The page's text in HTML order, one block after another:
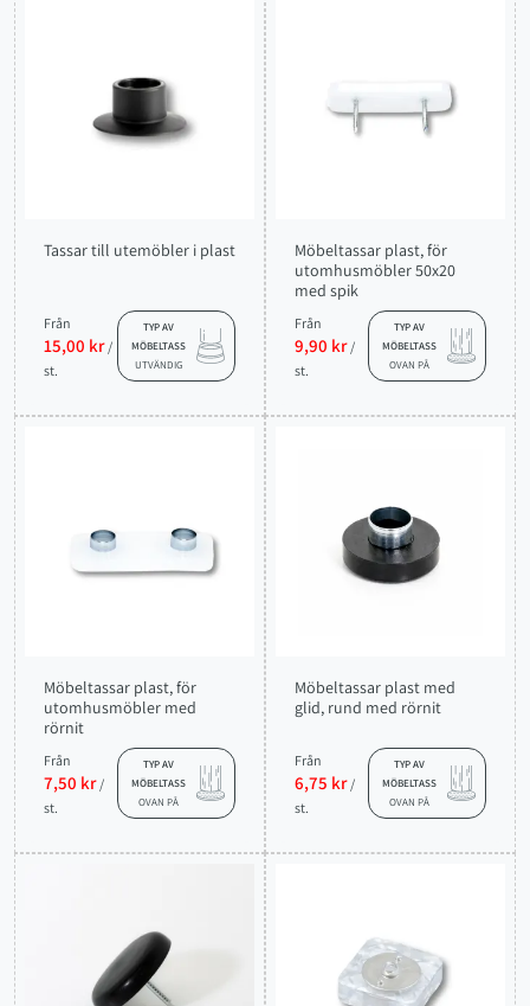
Tassar till utemöbler i plast
Från
15,00 kr /
st.
TYP AV
MÖBELTASS
UTVÄNDIG
Möbeltassar plast, för
utomhusmöbler 50x20
med spik
Från
9,90 kr /
st.
TYP AV
MÖBELTASS
OVAN PÅ
Möbeltassar plast, för
utomhusmöbler med
rörnit
Från
7,50 kr /
st.
TYP AV
MÖBELTASS
OVAN PÅ
Möbeltassar plast med
glid, rund med rörnit
Från
6,75 kr /
st.
TYP AV
MÖBELTASS
OVAN PÅ